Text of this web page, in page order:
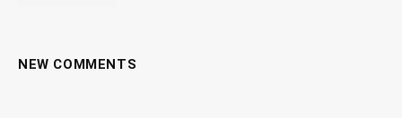
NEW COMMENTS